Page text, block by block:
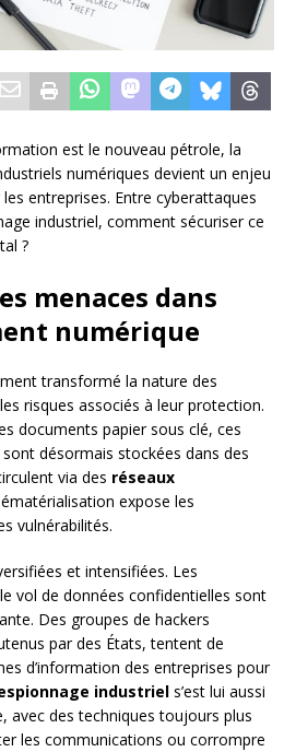
est le nouveau pétrole, la
numériques devient un enjeu
entreprises. Entre cyberattaques
industriel, comment sécuriser ce
?
menaces dans
numérique
transformé la nature des
risques associés à leur protection.
documents papier sous clé, ces
désormais stockées dans des
via des réseaux
expose les
vulnérabilités.
et intensifiées. Les
vol de données confidentielles sont
Des groupes de hackers
par des États, tentent de
d’information des entreprises pour
industriel s’est lui aussi
avec des techniques toujours plus
les communications ou corrompre